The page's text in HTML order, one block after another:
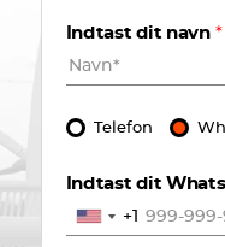
Indtast dit navn *
Telefon
Indtast dit
+1